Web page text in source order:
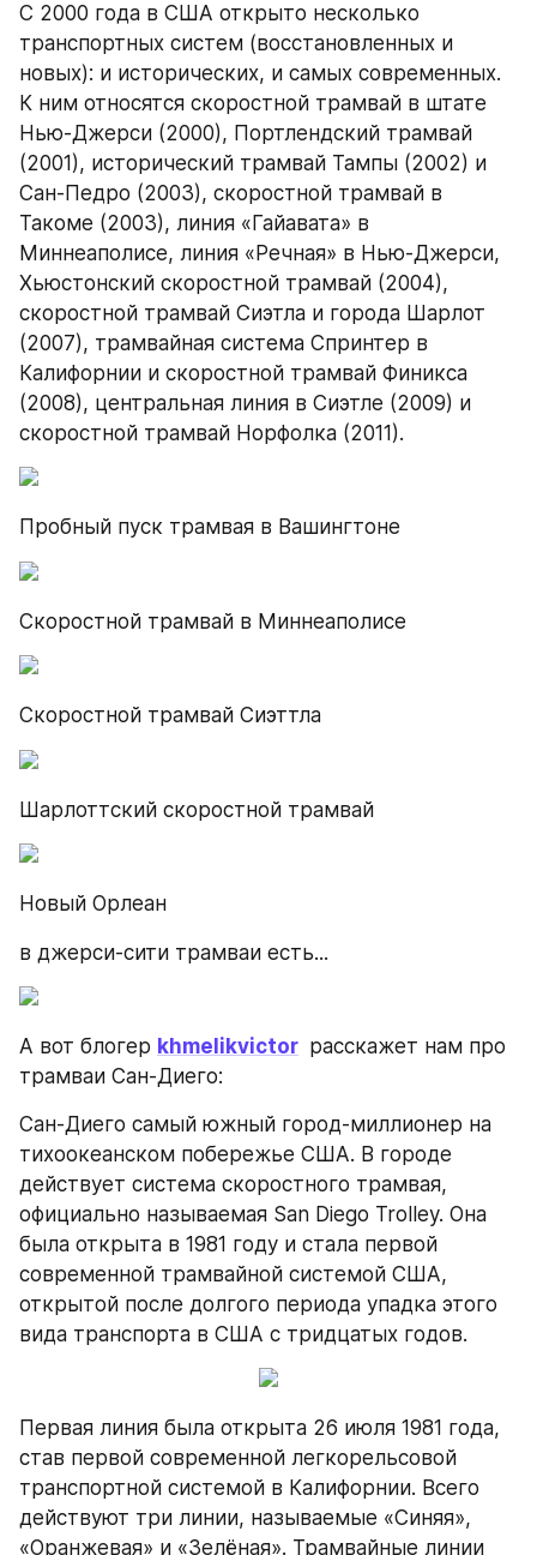
С 2000 года в США открыто несколько
транспортных систем (восстановленных и
новых): и исторических, и самых современных.
К ним относятся скоростной трамвай в штате
Нью-Джерси (2000), Портлендский трамвай
(2001), исторический трамвай Тампы (2002) и
Сан-Педро (2003), скоростной трамвай в
Такоме (2003), линия «Гайавата» в
Миннеаполисе, линия «Речная» в Нью-Джерси,
Хьюстонский скоростной трамвай (2004),
скоростной трамвай Сиэтла и города Шарлот
(2007), трамвайная система Спринтер в
Калифорнии и скоростной трамвай Финикса
(2008), центральная линия в Сиэтле (2009) и
скоростной трамвай Норфолка (2011).
Пробный пуск трамвая в Вашингтоне
Скоростной трамвай в Миннеаполисе
Скоростной трамвай Сиэттла
Шарлоттский скоростной трамвай
Новый Орлеан
в джерси-сити трамваи есть...
А вот блогер khmelikvictor расскажет нам про
трамваи Сан-Диего:
Сан-Диего самый южный город-миллионер на
тихоокеанском побережье США. В городе
действует система скоростного трамвая,
официально называемая San Diego Trolley. Она
была открыта в 1981 году и стала первой
современной трамвайной системой США,
открытой после долгого периода упадка этого
вида транспорта в США с тридцатых годов.
Первая линия была открыта 26 июля 1981 года,
став первой современной легкорельсовой
транспортной системой в Калифорнии. Всего
действуют три линии, называемые «Синяя»,
«Оранжевая» и «Зелёная». Трамвайные линии